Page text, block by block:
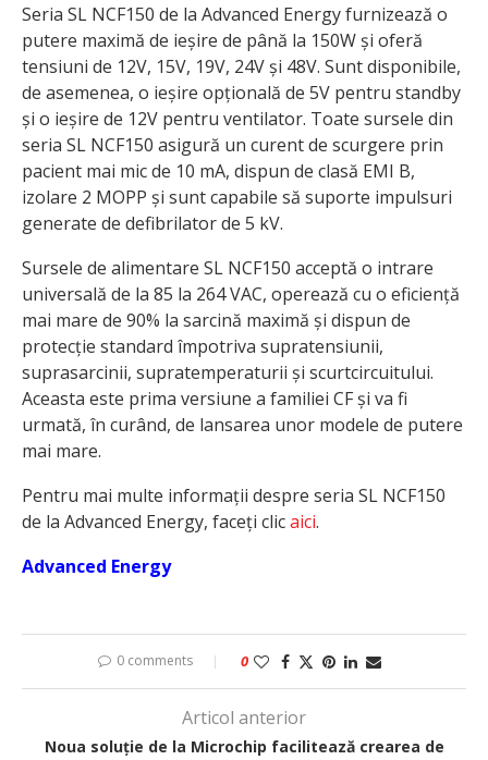
Seria SL NCF150 de la Advanced Energy furnizează o
putere maximă de ieșire de până la 150W și oferă
tensiuni de 12V, 15V, 19V, 24V și 48V. Sunt disponibile,
de asemenea, o ieșire opțională de 5V pentru standby
și o ieșire de 12V pentru ventilator. Toate sursele din
seria SL NCF150 asigură un curent de scurgere prin
pacient mai mic de 10 mA, dispun de clasă EMI B,
izolare 2 MOPP și sunt capabile să suporte impulsuri
generate de defibrilator de 5 kV.
Sursele de alimentare SL NCF150 acceptă o intrare
universală de la 85 la 264 VAC, operează cu o eficiență
mai mare de 90% la sarcină maximă și dispun de
protecție standard împotriva supratensiunii,
suprasarcinii, supratemperaturii și scurtcircuitului.
Aceasta este prima versiune a familiei CF și va fi
urmată, în curând, de lansarea unor modele de putere
mai mare.
Pentru mai multe informații despre seria SL NCF150
de la Advanced Energy, faceți clicaici.
Advanced Energy
0 comments 0
Articol anterior
Noua soluție de la Microchip facilitează crearea de